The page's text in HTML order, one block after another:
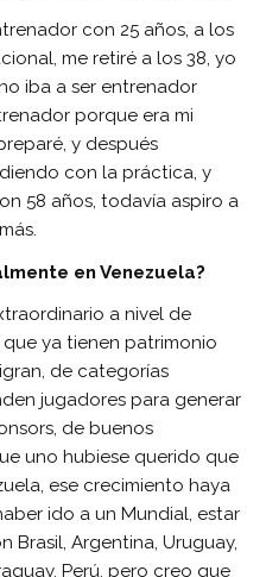
con 25 años, a los
me retiré a los 38, yo
iba a ser entrenador
porque era mi
y después
con la práctica, y
58 años, todavía aspiro a
en Venezuela?
a nivel de
ya tienen patrimonio
de categorías
jugadores para generar
de buenos
uno hubiese querido que
ese crecimiento haya
ido a un Mundial, estar
Brasil, Argentina, Uruguay,
Perú, pero creo que